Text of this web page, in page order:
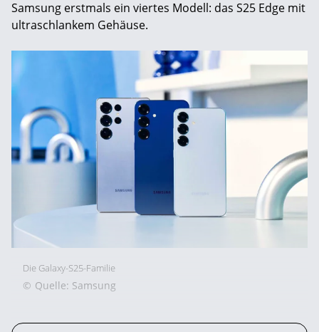
Samsung erstmals ein viertes Modell: das S25 Edge mit
ultraschlankem Gehäuse.
Die Galaxy-S25-Familie
© Quelle: Samsung